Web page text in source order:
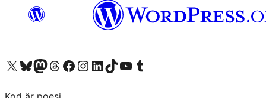
Besök vår X-konto (f.d. Twitter)
Besök vårt Bluesky-konto
Besök vårt Mastodon-konto
Besök vårt Thread-konto
Besök vår Facebook-sidaBesök vårt Instagram-konto
Besök vårt LinkedIn-konto
Besök vårt TikTok-konto
Besök vår YouTube-kanalBesök vårt Tumblr-konto